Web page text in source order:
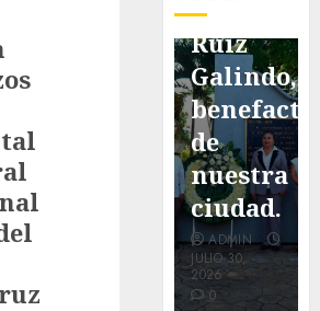
exposición
Antonio
Ruiz
Galindo,
de
nuestra
ciudad.
ADMIN
JULIO 30,
2026
0